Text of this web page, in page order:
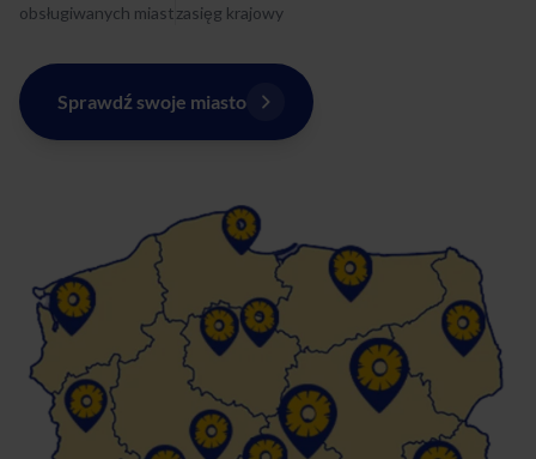
obsługiwanych miastzasięg krajowy
Sprawdź swoje miasto